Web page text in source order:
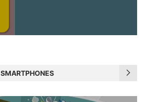
SMARTPHONES